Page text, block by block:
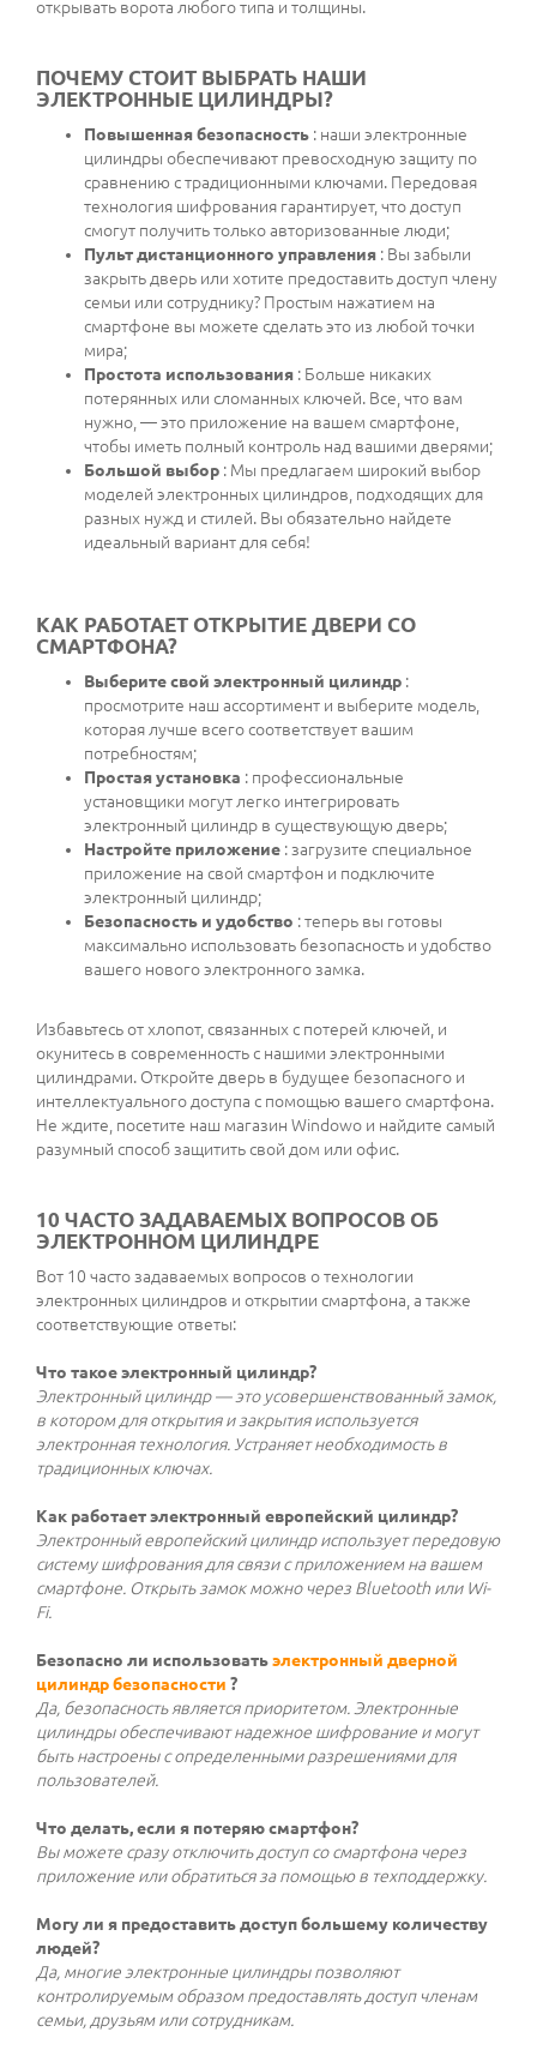
открывать ворота любого типа и толщины.
ПОЧЕМУ СТОИТ ВЫБРАТЬ НАШИ
ЭЛЕКТРОННЫЕ ЦИЛИНДРЫ?
Повышенная безопасность : наши электронные
цилиндры обеспечивают превосходную защиту по
сравнению с традиционными ключами. Передовая
технология шифрования гарантирует, что доступ
смогут получить только авторизованные люди;
Пульт дистанционного управления : Вы забыли
закрыть дверь или хотите предоставить доступ члену
семьи или сотруднику? Простым нажатием на
смартфоне вы можете сделать это из любой точки
мира;
Простота использования : Больше никаких
потерянных или сломанных ключей. Все, что вам
нужно, — это приложение на вашем смартфоне,
чтобы иметь полный контроль над вашими дверями;
Большой выбор : Мы предлагаем широкий выбор
моделей электронных цилиндров, подходящих для
разных нужд и стилей. Вы обязательно найдете
идеальный вариант для себя!
КАК РАБОТАЕТ ОТКРЫТИЕ ДВЕРИ СО
СМАРТФОНА?
Выберите свой электронный цилиндр :
просмотрите наш ассортимент и выберите модель,
которая лучше всего соответствует вашим
потребностям;
Простая установка : профессиональные
установщики могут легко интегрировать
электронный цилиндр в существующую дверь;
Настройте приложение : загрузите специальное
приложение на свой смартфон и подключите
электронный цилиндр;
Безопасность и удобство : теперь вы готовы
максимально использовать безопасность и удобство
вашего нового электронного замка.
Избавьтесь от хлопот, связанных с потерей ключей, и
окунитесь в современность с нашими электронными
цилиндрами. Откройте дверь в будущее безопасного и
интеллектуального доступа с помощью вашего смартфона.
Не ждите, посетите наш магазин Windowo и найдите самый
разумный способ защитить свой дом или офис.
10 ЧАСТО ЗАДАВАЕМЫХ ВОПРОСОВ ОБ
ЭЛЕКТРОННОМ ЦИЛИНДРЕ
Вот 10 часто задаваемых вопросов о технологии
электронных цилиндров и открытии смартфона, а также
соответствующие ответы:
Что такое электронный цилиндр?
Электронный цилиндр — это усовершенствованный замок,
в котором для открытия и закрытия используется
электронная технология. Устраняет необходимость в
традиционных ключах.
Как работает электронный европейский цилиндр?
Электронный европейский цилиндр использует передовую
систему шифрования для связи с приложением на вашем
смартфоне. Открыть замок можно через Bluetooth или Wi-
Fi.
Безопасно ли использоватьэлектронный дверной
цилиндр безопасности ?
Да, безопасность является приоритетом. Электронные
цилиндры обеспечивают надежное шифрование и могут
быть настроены с определенными разрешениями для
пользователей.
Что делать, если я потеряю смартфон?
Вы можете сразу отключить доступ со смартфона через
приложение или обратиться за помощью в техподдержку.
Могу ли я предоставить доступ большему количеству
людей?
Да, многие электронные цилиндры позволяют
контролируемым образом предоставлять доступ членам
семьи, друзьям или сотрудникам.